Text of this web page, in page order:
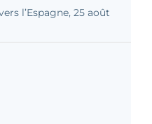
l’Espagne, 25 août